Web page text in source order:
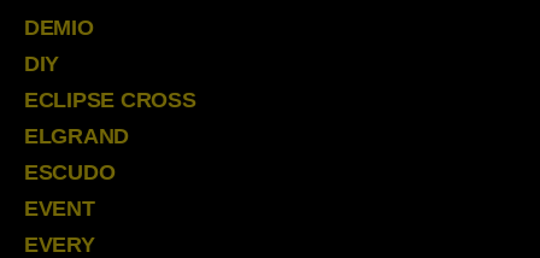
DEMIO
DIY
ECLIPSE CROSS
ELGRAND
ESCUDO
EVENT
EVERY